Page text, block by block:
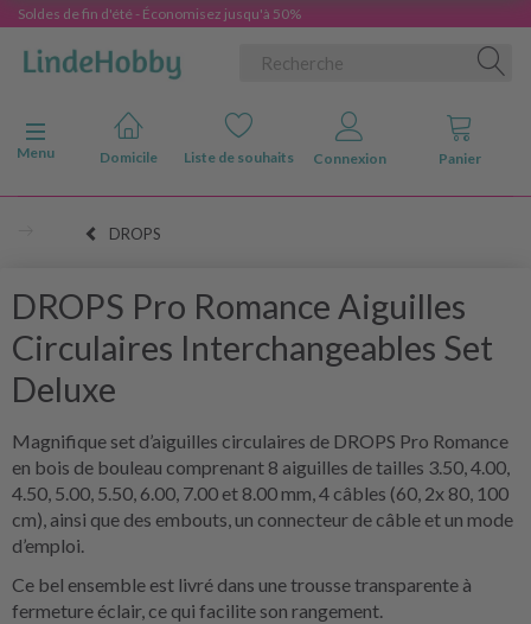
Soldes de fin d'été - Économisez jusqu'à 50%
Basculer la navigation
Menu
Domicile Liste de souhaits Connexion Panier
DROPS
DROPS Pro Romance Aiguilles
Circulaires Interchangeables Set
Deluxe
Magnifique set d’aiguilles circulaires de DROPS Pro Romance
en bois de bouleau comprenant 8 aiguilles de tailles 3.50, 4.00,
4.50, 5.00, 5.50, 6.00, 7.00 et 8.00 mm, 4 câbles (60, 2x 80, 100
cm), ainsi que des embouts, un connecteur de câble et un mode
d’emploi.
Ce bel ensemble est livré dans une trousse transparente à
fermeture éclair, ce qui facilite son rangement.